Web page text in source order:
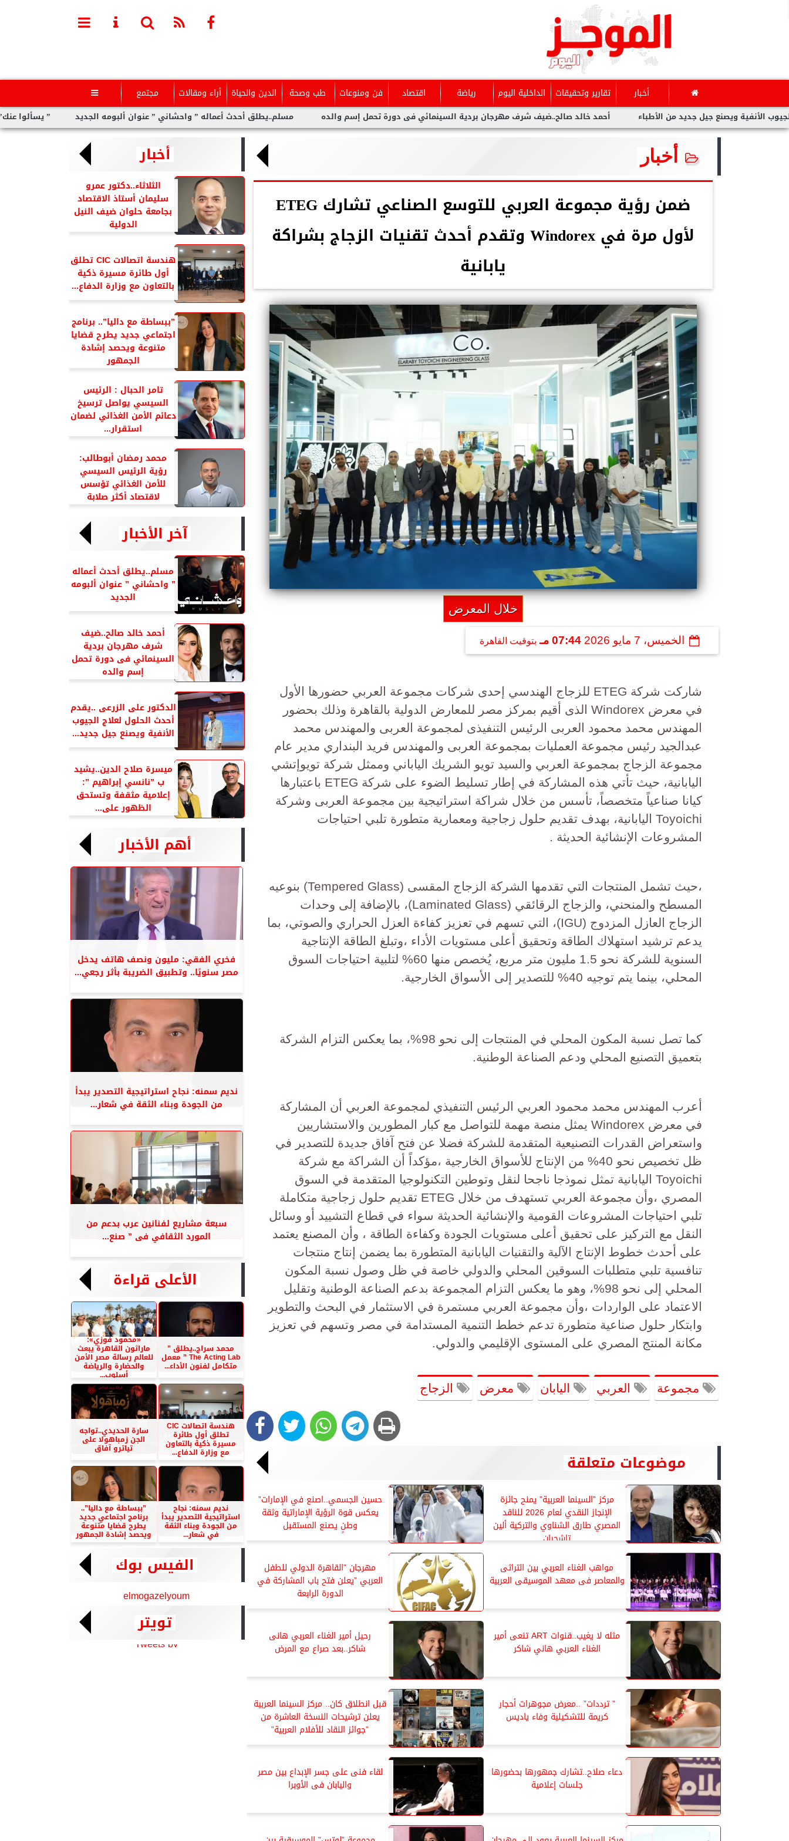
أخبار تقارير وتحقيقات الداخلية اليوم رياضة اقتصاد فن ومنوعات طب وصحة الدين والحياة أراء ومقالات مجتمع 
” يسألوا عنك” أولى مسلم..يطلق أحدث أعماله ” واحشاني ” عنوان ألبومه الجديد أحمد خالد صالح..ضيف شرف مهرجان بردية السينمائي فى دورة تحمل إسم والده ويصنع جيل جديد من الأطباء
أخبار
ضمن رؤية مجموعة العربي للتوسع الصناعي تشارك ETEG
لأول مرة في Windorex وتقدم أحدث تقنيات الزجاج بشراكة
يابانية
خلال المعرض
الخميس، 7 مايو 2026 07:44 مـ بتوقيت القاهرة
شاركت شركة ETEG للزجاج الهندسي إحدى شركات مجموعة العربي حضورها الأول
في معرض Windorex الذى أقيم بمركز مصر للمعارض الدولية بالقاهرة وذلك بحضور
المهندس محمد محمود العربى الرئيس التنفيذى لمجموعة العربى والمهندس محمد
عبدالجيد رئيس مجموعة العمليات بمجموعة العربى والمهندس فريد البنداري مدير عام
مجموعة الزجاج بمجموعة العربي والسيد تويو الشريك الياباني وممثل شركة تويوإتشي
اليابانية، حيث تأتي هذه المشاركة في إطار تسليط الضوء على شركة ETEG باعتبارها
كيانا صناعياً متخصصاً، تأسس من خلال شراكة استراتيجية بين مجموعة العربى وشركة
Toyoichi اليابانية، بهدف تقديم حلول زجاجية ومعمارية متطورة تلبي احتياجات
المشروعات الإنشائية الحديثة .
،حيث تشمل المنتجات التي تقدمها الشركة الزجاج المقسى (Tempered Glass) بنوعيه
المسطح والمنحني، والزجاج الرقائقي (Laminated Glass)، بالإضافة إلى وحدات
الزجاج العازل المزدوج (IGU)، التي تسهم في تعزيز كفاءة العزل الحراري والصوتي، بما
يدعم ترشيد استهلاك الطاقة وتحقيق أعلى مستويات الأداء ،وتبلغ الطاقة الإنتاجية
السنوية للشركة نحو 1.5 مليون متر مربع، يُخصص منها 60% لتلبية احتياجات السوق
المحلي، بينما يتم توجيه 40% للتصدير إلى الأسواق الخارجية.
كما تصل نسبة المكون المحلي في المنتجات إلى نحو 98%، بما يعكس التزام الشركة
بتعميق التصنيع المحلي ودعم الصناعة الوطنية.
أعرب المهندس محمد محمود العربي الرئيس التنفيذي لمجموعة العربي أن المشاركة
في معرض Windorex يمثل منصة مهمة للتواصل مع كبار المطورين والاستشاريين
واستعراض القدرات التصنيعية المتقدمة للشركة فضلا عن فتح آفاق جديدة للتصدير في
ظل تخصيص نحو 40% من الإنتاج للأسواق الخارجية ،مؤكداً أن الشراكة مع شركة
Toyoichi اليابانية تمثل نموذجا ناجحا لنقل وتوطين التكنولوجيا المتقدمة في السوق
المصري ،وأن مجموعة العربي تستهدف من خلال ETEG تقديم حلول زجاجية متكاملة
تلبي احتياجات المشروعات القومية والإنشائية الحديثة سواء في قطاع التشييد أو وسائل
النقل مع التركيز على تحقيق أعلى مستويات الجودة وكفاءة الطاقة ، وأن المصنع يعتمد
على أحدث خطوط الإنتاج الآلية والتقنيات اليابانية المتطورة بما يضمن إنتاج منتجات
تنافسية تلبي متطلبات السوقين المحلي والدولي خاصة في ظل وصول نسبة المكون
المحلي إلى نحو 98%، وهو ما يعكس التزام المجموعة بدعم الصناعة الوطنية وتقليل
الاعتماد على الواردات ،وأن مجموعة العربي مستمرة في الاستثمار في البحث والتطوير
وابتكار حلول صناعية متطورة تدعم خطط التنمية المستدامة في مصر وتسهم في تعزيز
مكانة المنتج المصري على المستوى الإقليمي والدولي.
مجموعة العربي اليابان معرض الزجاج
موضوعات متعلقة
مركز ”السينما العربية” يمنح جائزة
الإنجاز النقدي لعام 2026 للناقد
المصري طارق الشناوي والتركية ألين
تاشجيان
حسين الجسمي..اصنع في الإمارات”
يعكس قوة الرؤية الإماراتية وثقة
وطنٍ يصنع المستقبل
مواهب الغناء العربي بين التراثى
والمعاصر فى معهد الموسيقى العربية
مهرجان ”القاهرة الدولي للطفل
العربي ”يعلن فتح باب المشاركة في
الدورة الرابعة
مثله لا يغيب..قنوات ART تنعى أمير
الغناء العربي هاني شاكر
رحيل أمير الغناء العربي هانى
شاكر..بعد صراع مع المرض
” ترددات” ..معرض مجوهرات أحجار
كريمة للتشكيلية وفاء ياديس
قبل انطلاق كان.. مركز السينما العربية
يعلن ترشيحات النسخة العاشرة من
”جوائز النقاد للأفلام العربية”
دعاء صلاح..تشارك جمهورها بحضورها
جلسات إعلامية
لقاء فنى على جسر الإبداع بين مصر
واليابان فى الأوبرا
أخبار
الثلاثاء..دكتور عمرو
سليمان أستاذ الاقتصاد
بجامعة حلوان ضيف النيل
الدولية
هندسة اتصالات CIC تطلق
أول طائرة مسيرة ذكية
بالتعاون مع وزارة الدفاع...
”ببساطة مع داليا”.. برنامج
اجتماعي جديد يطرح قضايا
متنوعة ويحصد إشادة
الجمهور
تامر الحبال : الرئيس
السيسي يواصل ترسيخ
دعائم الأمن الغذائي لضمان
استقرار...
محمد رمضان أبوطالب:
رؤية الرئيس السيسي
للأمن الغذائي تؤسس
لاقتصاد أكثر صلابة
آخر الأخبار
مسلم..يطلق أحدث أعماله
” واحشاني ” عنوان ألبومه
الجديد
أحمد خالد صالح..ضيف
شرف مهرجان بردية
السينمائي فى دورة تحمل
إسم والده
الدكتور على الزرعى ..يقدم
أحدث الحلول لعلاج الجيوب
الأنفية ويصنع جيل جديد...
ميسرة صلاح الدين..يشيد
ب ”نانسي إبراهيم ”:
إعلامية مثقفة وتستحق
الظهور على...
أهم الأخبار
فخري الفقي: مليون ونصف هاتف يدخل
مصر سنويًا.. وتطبيق الضريبة بأثر رجعي...
نديم سمنه: نجاح استراتيجية التصدير يبدأ
من الجودة وبناء الثقة في شعار...
سبعة مشاريع لفنانين عرب بدعم من
المورد الثقافي فى ” صنع...
الأعلى قراءة
محمد سراج..يطلق ”
The Acting Lab ” معمل
متكامل لفنون الأداء...
«محمود فوزي»:
ماراثون القاهرة يبعث
للعالم رسالة مصر الأمن
والحضارة والرياضة
أسلوب...
هندسة اتصالات CIC
تطلق أول طائرة
مسيرة ذكية بالتعاون
مع وزارة الدفاع...
سارة الحديدي..تواجه
الجن زمباهولا على
تياترو آفاق
نديم سمنه: نجاح
استراتيجية التصدير يبدأ
من الجودة وبناء الثقة
في شعار...
”ببساطة مع داليا”..
برنامج اجتماعي جديد
يطرح قضايا متنوعة
ويحصد إشادة الجمهور
الفيس بوك
elmogazelyoum
تويتر
Tweets by